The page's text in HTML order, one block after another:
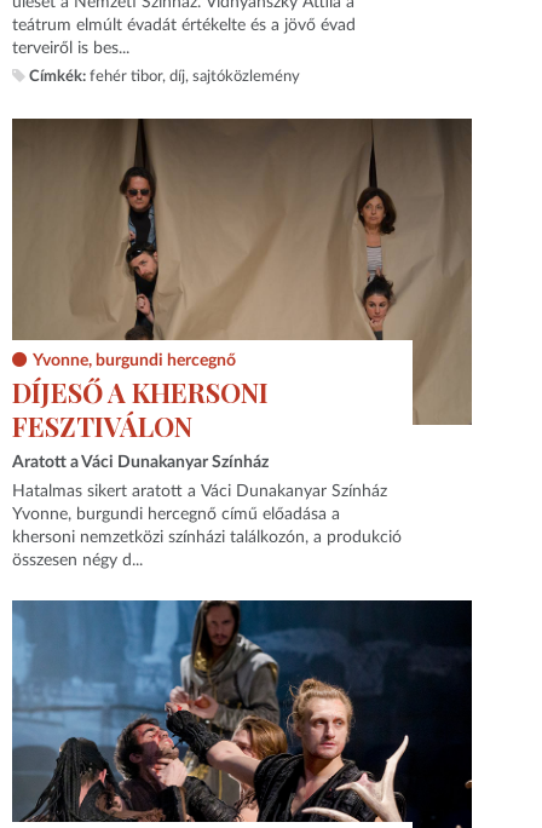
teátrum elmúlt évadát értékelte és a jövő évad
terveiről is bes...
Címkék: fehér tibor díj sajtóközlemény
Yvonne, burgundi hercegnő
DÍJESŐ A KHERSONI
FESZTIVÁLON
Aratott a Váci Dunakanyar Színház
Hatalmas sikert aratott a Váci Dunakanyar Színház
Yvonne, burgundi hercegnő című előadása a
khersoni nemzetközi színházi találkozón, a produkció
összesen négy d...